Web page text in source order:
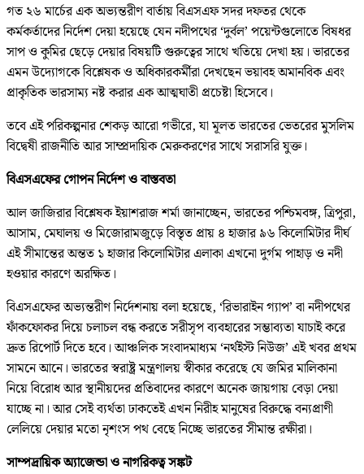
গত ২৬ মার্চের এক অভ্যন্তরীণ বার্তায় বিএসএফ সদর দফতর থেকে
কর্মকর্তাদের নির্দেশ দেয়া হয়েছে যেন নদীপথের ‘দুর্বল’ পয়েন্টগুলোতে বিষধর
সাপ ও কুমির ছেড়ে দেয়ার বিষয়টি গুরুত্বের সাথে খতিয়ে দেখা হয়। ভারতের
এমন উদ্যোগকে বিশ্লেষক ও অধিকারকর্মীরা দেখছেন ভয়াবহ অমানবিক এবং
প্রাকৃতিক ভারসাম্য নষ্ট করার এক আত্মঘাতী প্রচেষ্টা হিসেবে।
তবে এই পরিকল্পনার শেকড় আরো গভীরে, যা মূলত ভারতের ভেতরের মুসলিম
বিদ্বেষী রাজনীতি আর সাম্প্রদায়িক মেরুকরণের সাথে সরাসরি যুক্ত।
বিএসএফের গোপন নির্দেশ ও বাস্তবতা
আল জাজিরার বিশ্লেষক ইয়াশরাজ শর্মা জানাচ্ছেন, ভারতের পশ্চিমবঙ্গ, ত্রিপুরা,
আসাম, মেঘালয় ও মিজোরামজুড়ে বিস্তৃত প্রায় ৪ হাজার ৯৬ কিলোমিটার দীর্ঘ
এই সীমান্তের অন্তত ১ হাজার কিলোমিটার এলাকা এখনো দুর্গম পাহাড় ও নদী
হওয়ার কারণে অরক্ষিত।
বিএসএফের অভ্যন্তরীণ নির্দেশনায় বলা হয়েছে, ‘রিভারাইন গ্যাপ’ বা নদীপথের
ফাঁকফোকর দিয়ে চলাচল বন্ধ করতে সরীসৃপ ব্যবহারের সম্ভাব্যতা যাচাই করে
দ্রুত রিপোর্ট দিতে হবে। আঞ্চলিক সংবাদমাধ্যম ‘নর্থইস্ট নিউজ’ এই খবর প্রথম
সামনে আনে। ভারতের স্বরাষ্ট্র মন্ত্রণালয় স্বীকার করেছে যে জমির মালিকানা
নিয়ে বিরোধ আর স্থানীয়দের প্রতিবাদের কারণে অনেক জায়গায় বেড়া দেয়া
যাচ্ছে না। আর সেই ব্যর্থতা ঢাকতেই এখন নিরীহ মানুষের বিরুদ্ধে বন্যপ্রাণী
লেলিয়ে দেয়ার মতো নৃশংস পথ বেছে নিচ্ছে ভারতের সীমান্ত রক্ষীরা।
সাম্পদ্রায়িক অ্যাজেন্ডা ও নাগরিকত্ব সঙ্কট